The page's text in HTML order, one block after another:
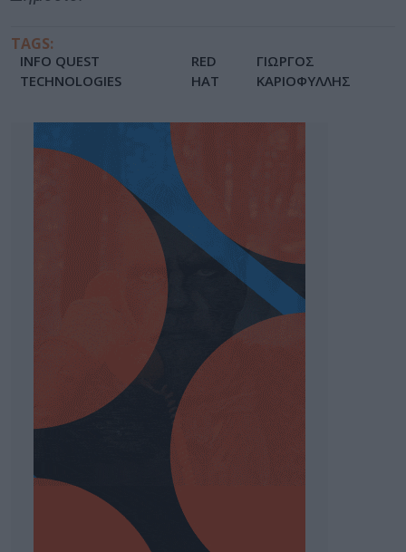
TAGS:
INFO QUEST
TECHNOLOGIES
RED
HAT
ΓΙΩΡΓΟΣ
ΚΑΡΙΟΦΥΛΛΗΣ